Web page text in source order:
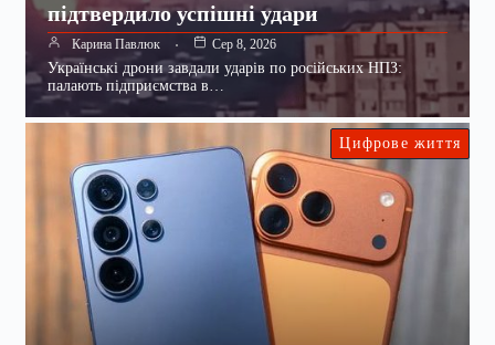
підтвердило успішні удари
Карина Павлюк Сер 8, 2026
Українські дрони завдали ударів по російських НПЗ:
палають підприємства в…
Цифрове життя